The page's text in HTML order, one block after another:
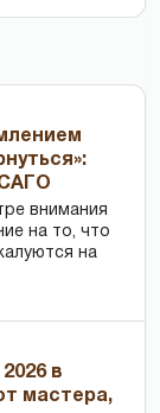
внимания
на то, что
на
в
мастера,